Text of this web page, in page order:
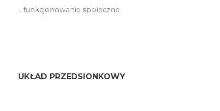
- funkcjonowanie społeczne
UKŁAD PRZEDSIONKOWY